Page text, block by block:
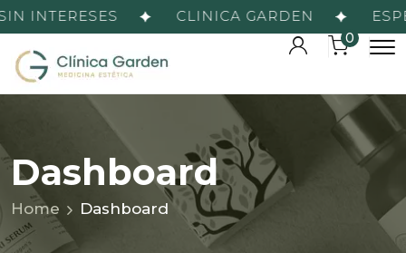
INTERESES CLINICA GARDEN
0
Dashboard
Home Dashboard